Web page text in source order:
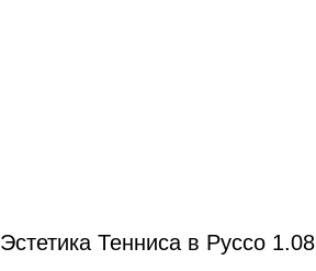
Эстетика Тенниса в Руссо 1.08